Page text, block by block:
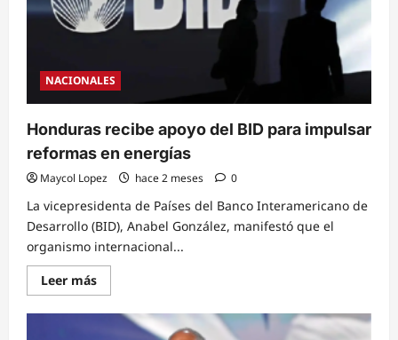
NACIONALES
Honduras recibe apoyo del BID para impulsar
reformas en energías
Maycol Lopez hace 2 meses 0
La vicepresidenta de Países del Banco Interamericano de
Desarrollo (BID), Anabel González, manifestó que el
organismo internacional...
Leer másRead
more
Honduras